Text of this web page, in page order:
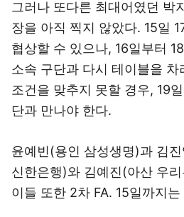
그러나 또다른 최대어였던 박
장을 아직 찍지 않았다. 15일
협상할 수 있으나, 16일부터
소속 구단과 다시 테이블을 차
조건을 맞추지 못할 경우, 19
단과 만나야 한다.
윤예빈(용인 삼성생명)과 김
신한은행)와 김예진(아산 우
이들 또한 2차 FA. 15일까지